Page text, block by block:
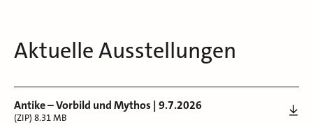
Aktuelle Ausstellungen
Antike – Vorbild und Mythos | 9.7.2026
(ZIP) 8.31 MB